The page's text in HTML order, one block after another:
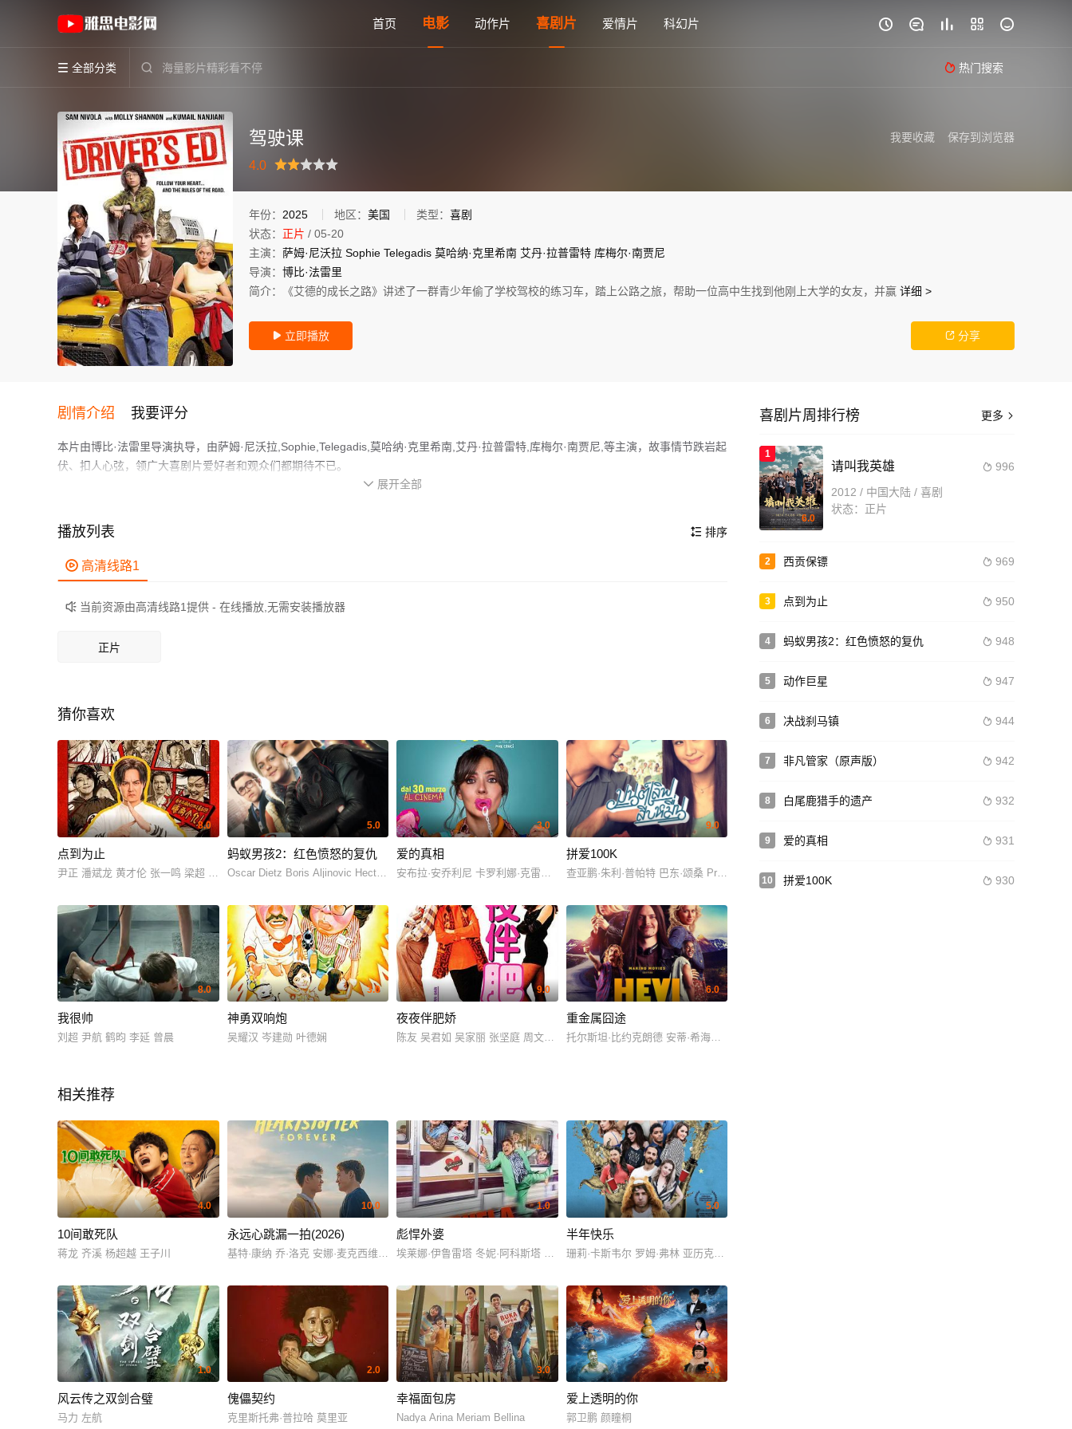
首页 电影 动作片 喜剧片 爱情片 科幻片     
 全部分类   热门搜索
《驾驶课》(2025)美国英语高清电影免费在线观看 - 雅思电影网
保存到浏览器
我要收藏
驾驶课
4.0
很差较差还行 推荐力荐
年份： 2025 地区： 美国 类型： 喜剧
状态： 正片 / 05-20
主演： 萨姆·尼沃拉 Sophie Telegadis 莫哈纳·克里希南 艾丹·拉普雷特 库梅尔·南贾尼
导演： 博比·法雷里
简介：
《艾德的成长之路》讲述了一群青少年偷了学校驾校的练习车，踏上公路之旅，帮助一位高中生找到他刚上大学的女友，并赢 详细 >
 立即播放  分享
剧情介绍 我要评分
本片由博比·法雷里导演执导，由萨姆·尼沃拉,Sophie,Telegadis,莫哈纳·克里希南,艾丹·拉普雷特,库梅尔·南贾尼,等主演，故事情节跌岩起
伏、扣人心弦，领广大喜剧片爱好者和观众们都期待不已。
《艾德的成长之路》讲述了一群青少年偷了学校驾校的练习车，踏上公路之旅，帮助一位高中生找到他刚上大学的女友，并赢回她的芳
作为一部 上映的喜剧电影，在当期同类题材影片中具有一定的看点，在演员表现和剧情架构上也都有不错的亮点，剧情紧凑，角色塑造
鲜明，适合喜欢喜剧类电影的观众观看。
 展开全部
 排序
播放列表
 高清线路1
 当前资源由高清线路1提供 - 在线播放,无需安装播放器
正片
猜你喜欢
8.0
点到为止
尹正 潘斌龙 黄才伦 张一鸣 梁超 魏翔 彭昱畅 王成思 宋木子 王韦程 黄允桐 王瑄 蒋诗萌 东靖川 萧李臻瑱
5.0
蚂蚁男孩2：红色愤怒的复仇
Oscar Dietz Boris Aljinovic Hector Brøgger Andersen 尼可拉斯·布若 Bobby DeMuro Samuel Ting Graf Nathan Harrington Thorbjørn Hummel Amalie Kruse Jensen Astrid Juncher-
3.0
爱的真相
安布拉·安乔利尼 卡罗利娜·克雷申蒂尼 马西莫·波吉欧
9.0
拼爱100K
查亚鹏·朱利·普帕特 巴东·颂桑 Prakasit Bowsuwan Sonthaya Chitmanee Praew Chermawee
8.0
我很帅
刘超 尹航 鹤昀 李延 曾晨
3.0
神勇双响炮
吴耀汉 岑建勋 叶德娴
9.0
夜夜伴肥娇
陈友 吴君如 吴家丽 张坚庭 周文健 陆剑明 胡枫 谭倩红 曾江 夏萍
6.0
重金属囧途
托尔斯坦·比约克朗德 安蒂·希海基宁 维尔·希尔卡 约翰内斯·霍洛佩宁 萨穆利·贾斯基奥 明卡·库斯顿
相关推荐
4.0
10间敢死队
蒋龙 齐溪 杨超越 王子川
10.0
永远心跳漏一拍(2026)
基特·康纳 乔·洛克 安娜·麦克西维尔·马
1.0
彪悍外婆
埃莱娜·伊鲁雷塔 冬妮·阿科斯塔 Gorka Aguinagalde Gorka Aguinagalde 桑迪亚哥·阿尔维努 埃斯佩兰萨·埃利普 Adrián Gámiz 索菲娅·冈萨雷斯 拉
5.0
半年快乐
珊莉·卡斯韦尔 罗姆·弗林 亚历克西·科诺 艾米·帕夫拉特 Jeff Dye
1.0
风云传之双剑合璧
马力 左航
2.0
傀儡契约
克里斯托弗·普拉哈 莫里亚
3.0
幸福面包房
Nadya Arina Meriam Bellina
9.0
爱上透明的你
郭卫鹏 颜瞳桐
更多 
喜剧片周排行榜
1
6.0
 996
请叫我英雄
2012 / 中国大陆 / 喜剧
状态：正片
2  969
西贡保镖
3  950
点到为止
4  948
蚂蚁男孩2：红色愤怒的复仇
5  947
动作巨星
6  944
决战刹马镇
7  942
非凡管家（原声版）
8  932
白尾鹿猎手的遗产
9  931
爱的真相
10  930
拼爱100K